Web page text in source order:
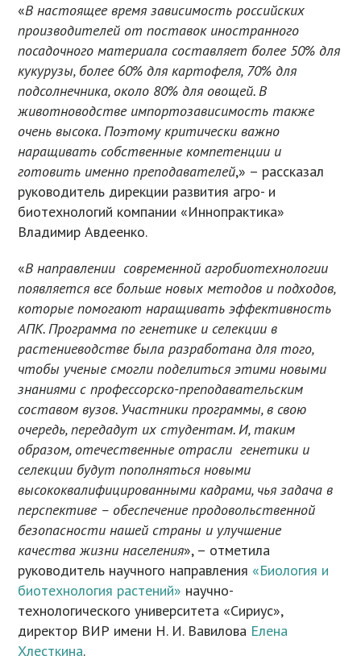
«В настоящее время зависимость российских
производителей от поставок иностранного
посадочного материала составляет более 50% для
кукурузы, более 60% для картофеля, 70% для
подсолнечника, около 80% для овощей. В
животноводстве импортозависимость также
очень высока. Поэтому критически важно
наращивать собственные компетенции и
готовить именно преподавателей,» – рассказал
руководитель дирекции развития агро- и
биотехнологий компании «Иннопрактика»
Владимир Авдеенко.
«В направлении современной агробиотехнологии
появляется все больше новых методов и подходов,
которые помогают наращивать эффективность
АПК. Программа по генетике и селекции в
растениеводстве была разработана для того,
чтобы ученые смогли поделиться этими новыми
знаниями с профессорско-преподавательским
составом вузов. Участники программы, в свою
очередь, передадут их студентам. И, таким
образом, отечественные отрасли генетики и
селекции будут пополняться новыми
высококвалифицированными кадрами, чья задача в
перспективе – обеспечение продовольственной
безопасности нашей страны и улучшение
качества жизни населения», – отметила
руководитель научного направления«Биология и
биотехнология растений» научно-
технологического университета «Сириус»,
директор ВИР имени Н. И. Вавилова Елена
Хлесткина.